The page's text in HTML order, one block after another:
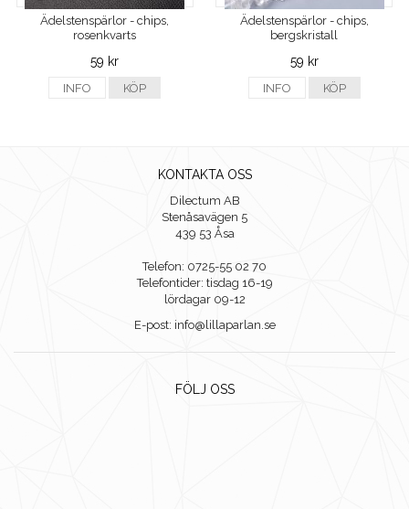
Ädelstenspärlor - chips,
rosenkvarts
59 kr
INFO KÖP
Ädelstenspärlor - chips,
bergskristall
59 kr
INFO KÖP
KONTAKTA OSS
Dilectum AB
Stenåsavägen 5
439 53 Åsa
Telefon: 0725-55 02 70
Telefontider: tisdag 16-19
lördagar 09-12
E-post: info@lillaparlan.se
FÖLJ OSS